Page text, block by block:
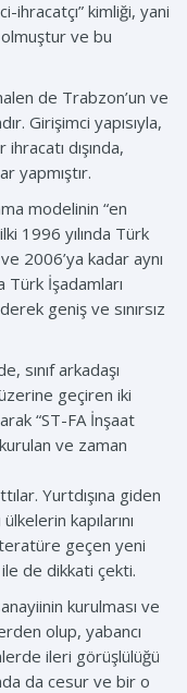
kimliği, yani
ve bu
de Trabzon’un ve
Girişimci yapısıyla,
dışında,
yapmıştır.
modelinin “en
1996 yılında Türk
2006’ya kadar aynı
Türk İşadamları
geniş ve sınırsız
sınıf arkadaşı
üzerine geçiren iki
“ST-FA İnşaat
ve zaman
Yurtdışına giden
kapılarını
geçen yeni
de dikkati çekti.
kurulması ve
olup, yabancı
ileri görüşlülüğü
da cesur ve bir o